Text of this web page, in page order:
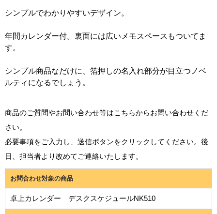
シンプルでわかりやすいデザイン。
年間カレンダー付。裏面には広いメモスペースもついてま
す。
シンプル商品なだけに、箔押しの名入れ部分が目立つノベ
ルティになるでしょう。
商品のご質問やお問い合わせ等はこちらからお問い合わせくだ
さい。
必要事項をご入力し、送信ボタンをクリックしてください。後
日、担当者より改めてご連絡いたします。
お問合わせ対象の商品
卓上カレンダー デスクスケジュールNK510